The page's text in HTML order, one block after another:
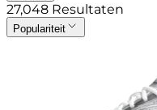
27,048 Resultaten
Populariteit